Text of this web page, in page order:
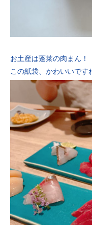
お土産は蓬莱の肉まん！
この紙袋、かわいいです